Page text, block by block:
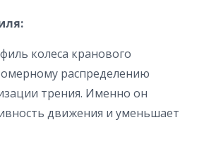
колеса кранового
распределению
трения. Именно он
движения и уменьшает